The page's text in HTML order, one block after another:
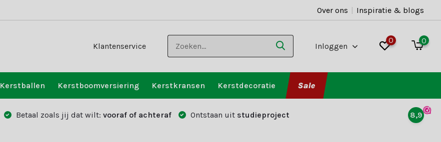
Over ons | Inspiratie & blogs
Klantenservice Inloggen
0 0
Kerstballen Kerstboomversiering Kerstkransen Kerstdecoratie Sale
Betaal zoals jij dat wilt: vooraf of achteraf Ontstaan uit studieproject 8,9